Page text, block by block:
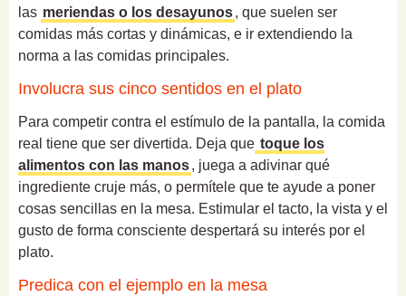
las meriendas o los desayunos, que suelen ser
comidas más cortas y dinámicas, e ir extendiendo la
norma a las comidas principales.
Involucra sus cinco sentidos en el plato
Para competir contra el estímulo de la pantalla, la comida
real tiene que ser divertida. Deja que toque los
alimentos con las manos, juega a adivinar qué
ingrediente cruje más, o permítele que te ayude a poner
cosas sencillas en la mesa. Estimular el tacto, la vista y el
gusto de forma consciente despertará su interés por el
plato.
Predica con el ejemplo en la mesa